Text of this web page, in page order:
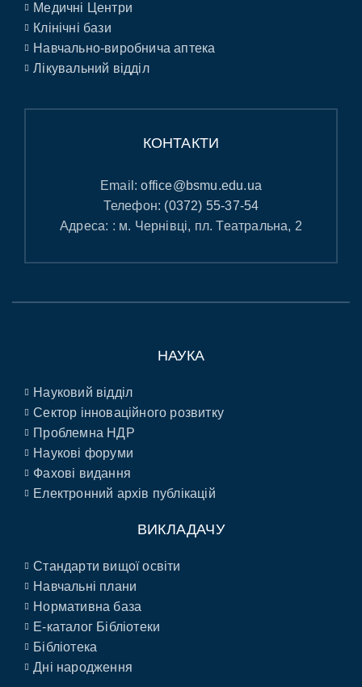
Медичні Центри
Клінічні бази
Навчально-виробнича аптека
Лікувальний відділ
КОНТАКТИ
Email:office@bsmu.edu.ua
Телефон: (0372) 55-37-54
Адреса: : м. Чернівці, пл. Театральна, 2
НАУКА
Науковий відділ
Сектор інноваційного розвитку
Проблемна НДР
Наукові форуми
Фахові видання
Електронний архів публікацій
ВИКЛАДАЧУ
Стандарти вищої освіти
Навчальні плани
Нормативна база
E-каталог Бібліотеки
Бібліотека
Дні народження